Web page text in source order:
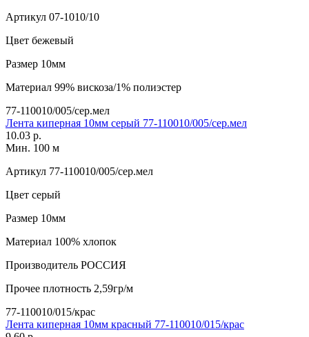
Артикул 07-1010/10
Цвет бежевый
Размер 10мм
Материал 99% вискоза/1% полиэстер
77-110010/005/сер.мел
Лента киперная 10мм серый 77-110010/005/сер.мел
10.03 р.
Мин. 100 м
Артикул 77-110010/005/сер.мел
Цвет серый
Размер 10мм
Материал 100% хлопок
Производитель РОССИЯ
Прочее плотность 2,59гр/м
77-110010/015/крас
Лента киперная 10мм красный 77-110010/015/крас